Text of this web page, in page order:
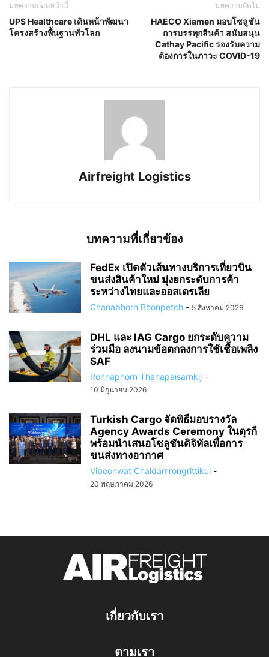
บทความก่อนหน้านี้
UPS Healthcare เดินหน้าพัฒนา
โครงสร้างพื้นฐานทั่วโลก
บทความถัดไป
HAECO Xiamen มอบโซลูชัน
การบรรทุกสินค้า สนับสนุน
Cathay Pacific รองรับความ
ต้องการในภาวะ COVID-19
Airfreight Logistics
บทความที่เกี่ยวข้อง
FedEx เปิดตัวเส้นทางบริการเที่ยวบิน
ขนส่งสินค้าใหม่ มุ่งยกระดับการค้า
ระหว่างไทยและออสเตรเลีย
Chanabhorn Boonpetch - 5 สิงหาคม 2026
DHL และ IAG Cargo ยกระดับความ
ร่วมมือ ลงนามข้อตกลงการใช้เชื้อเพลิง
SAF
Ronnaphorn Thanapaisarnkij -
10 มิถุนายน 2026
Turkish Cargo จัดพิธีมอบรางวัล
Agency Awards Ceremony ในตุรกี
พร้อมนำเสนอโซลูชันดิจิทัลเพื่อการ
ขนส่งทางอากาศ
Viboonwat Chaidamrongrittikul -
20 พฤษภาคม 2026
เกี่ยวกับเรา
ตามเรา